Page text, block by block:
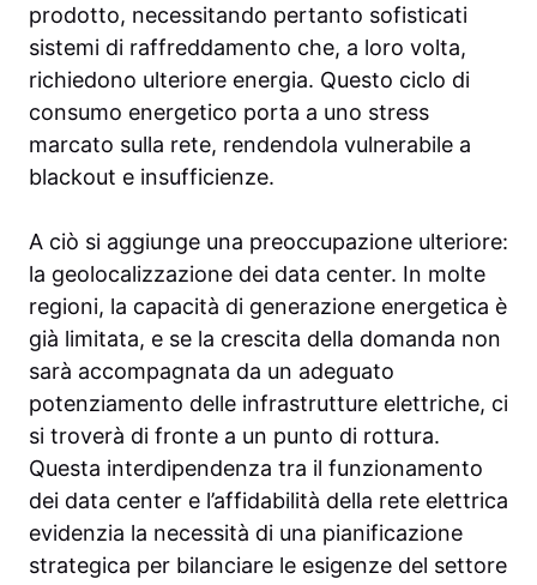
prodotto, necessitando pertanto sofisticati
sistemi di raffreddamento che, a loro volta,
richiedono ulteriore energia. Questo ciclo di
consumo energetico porta a uno stress
marcato sulla rete, rendendola vulnerabile a
blackout e insufficienze.
A ciò si aggiunge una preoccupazione ulteriore:
la geolocalizzazione dei data center. In molte
regioni, la capacità di generazione energetica è
già limitata, e se la crescita della domanda non
sarà accompagnata da un adeguato
potenziamento delle infrastrutture elettriche, ci
si troverà di fronte a un punto di rottura.
Questa interdipendenza tra il funzionamento
dei data center e l’affidabilità della rete elettrica
evidenzia la necessità di una pianificazione
strategica per bilanciare le esigenze del settore